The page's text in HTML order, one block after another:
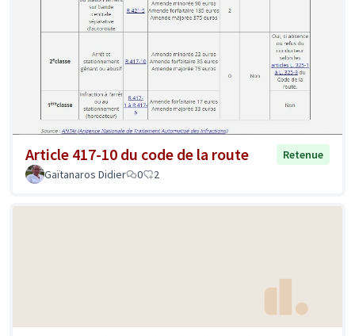
Article 417-10 du code de la route
Retenue
Gaïtanaros Didier
0 2